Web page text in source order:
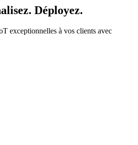
Déployez.
exceptionnelles à vos clients avec